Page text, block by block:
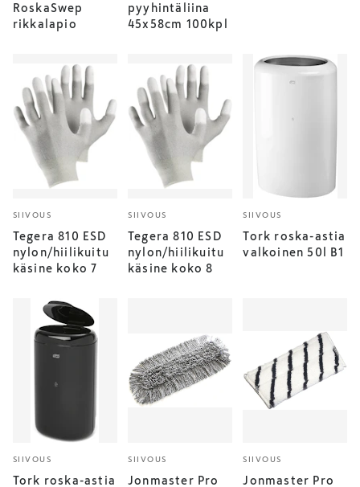
RoskaSwep
rikkalapio
pyyhintäliina
45x58cm 100kpl
SIIVOUS
Tegera 810 ESD
nylon/hiilikuitu
käsine koko 7
SIIVOUS
Tegera 810 ESD
nylon/hiilikuitu
käsine koko 8
SIIVOUS
Tork roska-astia
valkoinen 50l B1
SIIVOUS
Tork roska-astia
SIIVOUS
Jonmaster Pro
SIIVOUS
Jonmaster Pro